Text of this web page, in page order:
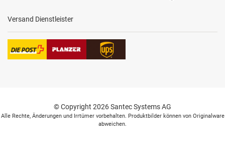
Versand Dienstleister
© Copyright 2026 Santec Systems AG
Alle Rechte, Änderungen und Irrtümer vorbehalten. Produktbilder können von Originalware
abweichen.